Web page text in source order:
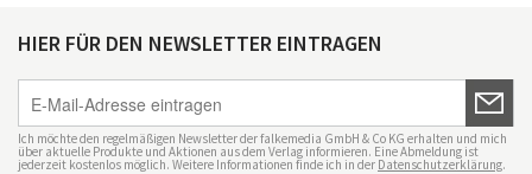
HIER FÜR DEN NEWSLETTER EINTRAGEN
Ich möchte den regelmäßigen Newsletter der falkemedia GmbH & Co KG erhalten und mich
über aktuelle Produkte und Aktionen aus dem Verlag informieren. Eine Abmeldung ist
jederzeit kostenlos möglich. Weitere Informationen finde ich in der Datenschutzerklärung.